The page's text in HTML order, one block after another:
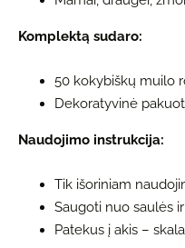
Komplektą sudaro:
50 kokybiškų muilo
Dekoratyvinė
Naudojimo instrukcija:
Tik išoriniam
Saugoti nuo saulės
Patekus į akis –